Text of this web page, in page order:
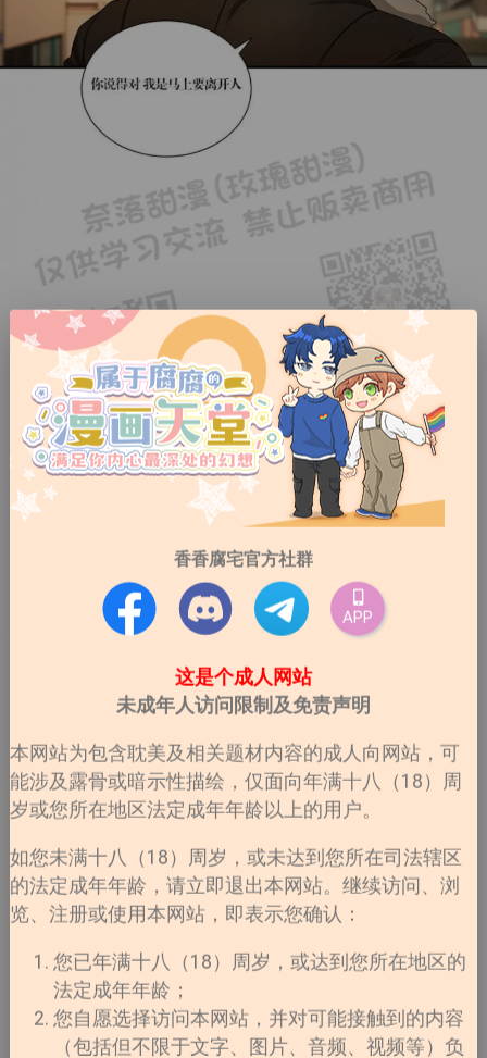
香香腐宅官方社群
APP
这是个成人网站
未成年人访问限制及免责声明
本网站为包含耽美及相关题材内容的成人向网站，可
能涉及露骨或暗示性描绘，仅面向年满十八（18）周
岁或您所在地区法定成年年龄以上的用户。
如您未满十八（18）周岁，或未达到您所在司法辖区
的法定成年年龄，请立即退出本网站。继续访问、浏
览、注册或使用本网站，即表示您确认：
您已年满十八（18）周岁，或达到您所在地区的
法定成年年龄；
您自愿选择访问本网站，并对可能接触到的内容
（包括但不限于文字、图片、音频、视频等）负